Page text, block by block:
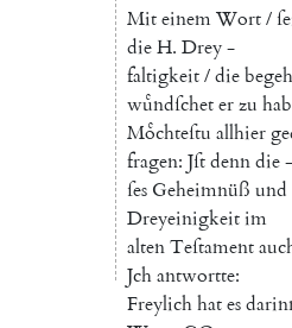
MiteinemWort/
dieH. Drey-
faltigkeit/die
wuͤndſcheterzu
Moͤchteſtu allhier
fragen: Jſtdenndie-
ſes Geheimnüß und
Dreyeinigkeitim
altenTeſtament
Jchantwortte:
Freylichhates